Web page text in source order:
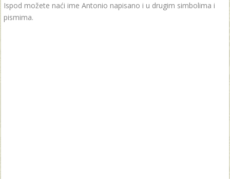
Ispod možete naći ime Antonio napisano i u drugim simbolima i
pismima.